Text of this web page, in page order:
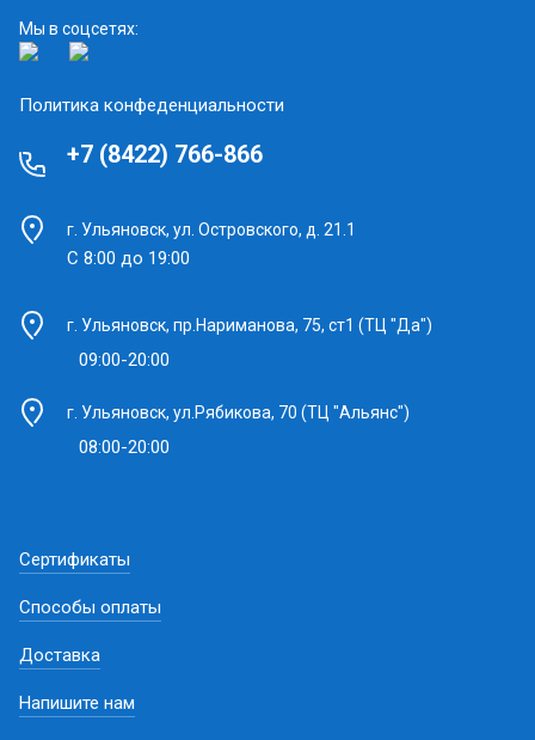
Мы в соцсетях:
Политика конфеденциальности
+7 (8422) 766-866
г. Ульяновск, ул. Островского, д. 21.1
С 8:00 до 19:00
г. Ульяновск, пр.Нариманова, 75, ст1 (ТЦ "Да")
09:00-20:00
г. Ульяновск, ул.Рябикова, 70 (ТЦ "Альянс")
08:00-20:00
Сертификаты
Способы оплаты
Доставка
Напишите нам